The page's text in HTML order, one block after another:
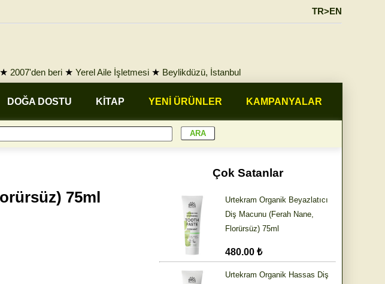
TR>EN
★ 2007'den beri ★ Yerel Aile İşletmesi ★ Beylikdüzü, İstanbul
DOĞA DOSTU KİTAP YENİ ÜRÜNLER KAMPANYALAR
75ml
Çok Satanlar
Urtekram Organik Beyazlatıcı
Diş Macunu (Ferah Nane,
Florürsüz) 75ml
480.00 ₺
Urtekram Organik Hassas Diş